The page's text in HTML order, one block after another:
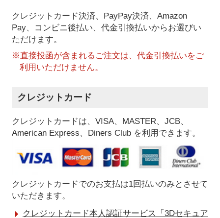
クレジットカード決済、PayPay決済、Amazon
Pay、コンビニ後払い、代金引換払いからお選びい
ただけます。
※直接投函が含まれるご注文は、代金引換払いをご
利用いただけません。
クレジットカード
クレジットカードは、VISA、MASTER、JCB、
American Express、Diners Club を利用できます。
クレジットカードでのお支払は1回払いのみとさせて
いただきます。
クレジットカード本人認証サービス「3Dセキュア